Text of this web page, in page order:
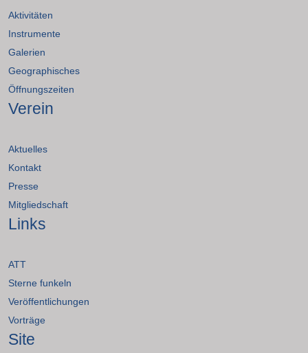
Aktivitäten
Instrumente
Galerien
Geographisches
Öffnungszeiten
Verein
Aktuelles
Kontakt
Presse
Mitgliedschaft
Links
ATT
Sterne funkeln
Veröffentlichungen
Vorträge
Site